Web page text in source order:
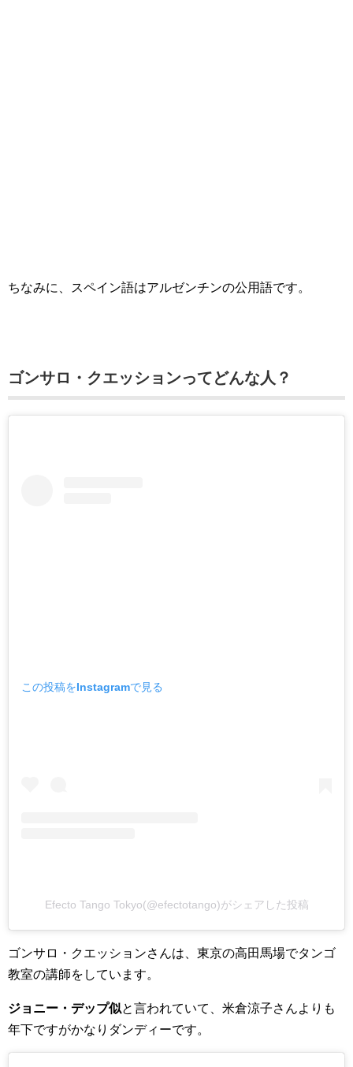
ちなみに、スペイン語はアルゼンチンの公用語です。
ゴンサロ・クエッションってどんな人？
この投稿をInstagramで見る
Efecto Tango Tokyo(@efectotango)がシェアした投稿
ゴンサロ・クエッションさんは、東京の高田馬場でタンゴ
教室の講師をしています。
ジョニー・デップ似と言われていて、米倉涼子さんよりも
年下ですがかなりダンディーです。